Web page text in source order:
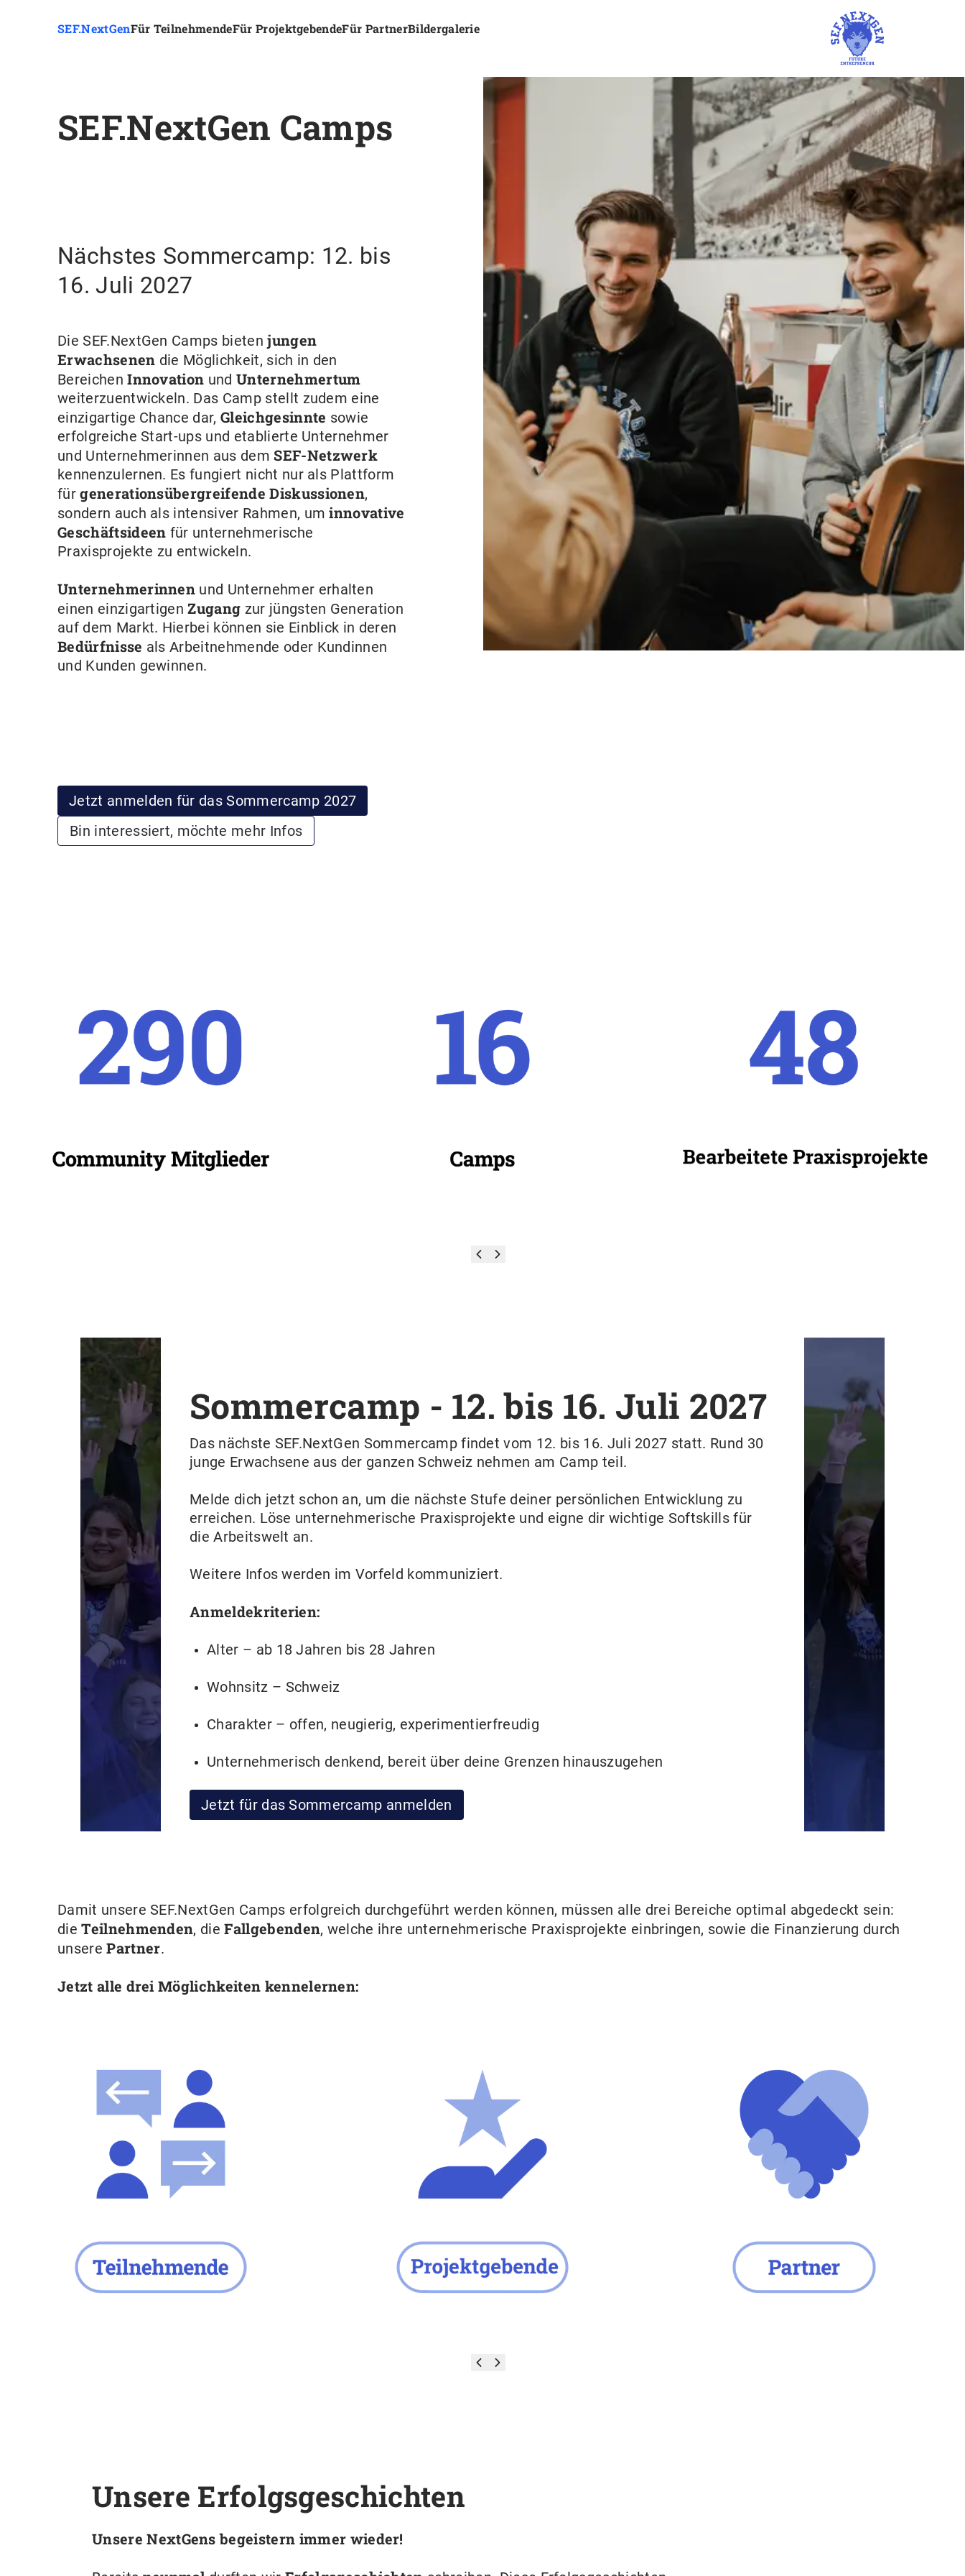
SEF.NextGenFür TeilnehmendeFür ProjektgebendeFür PartnerBildergalerie
SEF.NextGen Camps
Nächstes Sommercamp: 12. bis
16. Juli 2027
Die SEF.NextGen Camps bietenjungen
Erwachsenen die Möglichkeit, sich in den
BereichenInnovation undUnternehmertum
weiterzuentwickeln. Das Camp stellt zudem eine
einzigartige Chance dar,Gleichgesinnte sowie
erfolgreiche Start-ups und etablierte Unternehmer
und Unternehmerinnen aus dem SEF-Netzwerk
kennenzulernen. Es fungiert nicht nur als Plattform
fürgenerationsübergreifende Diskussionen,
sondern auch als intensiver Rahmen, uminnovative
Geschäftsideen für unternehmerische
Praxisprojekte zu entwickeln.
Unternehmerinnen und Unternehmer erhalten
einen einzigartigenZugang zur jüngsten Generation
auf dem Markt. Hierbei können sie Einblick in deren
Bedürfnisse als Arbeitnehmende oder Kundinnen
und Kunden gewinnen.
Jetzt anmelden für das Sommercamp 2027
Bin interessiert, möchte mehr Infos
Sommercamp - 12. bis 16. Juli 2027
Das nächste SEF.NextGen Sommercamp findet vom 12. bis 16. Juli 2027 statt. Rund 30
junge Erwachsene aus der ganzen Schweiz nehmen am Camp teil.
Melde dich jetzt schon an, um die nächste Stufe deiner persönlichen Entwicklung zu
erreichen. Löse unternehmerische Praxisprojekte und eigne dir wichtige Softskills für
die Arbeitswelt an.
Weitere Infos werden im Vorfeld kommuniziert.
Anmeldekriterien:
Alter – ab 18 Jahren bis 28 Jahren
Wohnsitz – Schweiz
Charakter – offen, neugierig, experimentierfreudig
Unternehmerisch denkend, bereit über deine Grenzen hinauszugehen
Jetzt für das Sommercamp anmelden
Damit unsere SEF.NextGen Camps erfolgreich durchgeführt werden können, müssen alle drei Bereiche optimal abgedeckt sein:
dieTeilnehmenden, dieFallgebenden, welche ihre unternehmerische Praxisprojekte einbringen, sowie die Finanzierung durch
unserePartner.
Jetzt alle drei Möglichkeiten kennelernen:
Unsere Erfolgsgeschichten
Unsere NextGens begeistern immer wieder!